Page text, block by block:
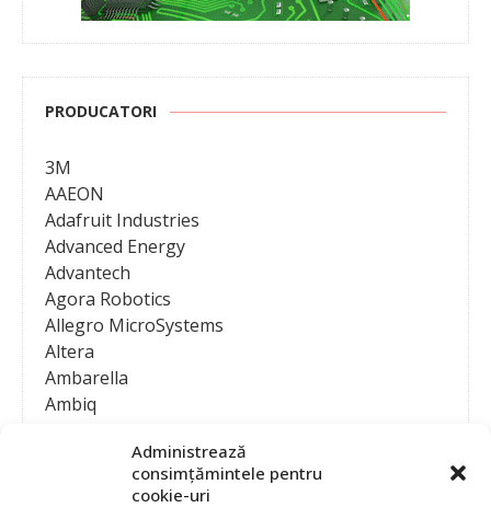
Administrează
consimțămintele pentru
cookie-uri
PRODUCATORI
3M
AAEON
Adafruit Industries
Advanced Energy
Advantech
Agora Robotics
Allegro MicroSystems
Altera
Ambarella
Ambiq
Analog Devices
Anritsu Corporation